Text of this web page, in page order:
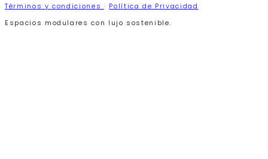
Términos y condiciones · Política de Privacidad
Espacios modulares con lujo sostenible.